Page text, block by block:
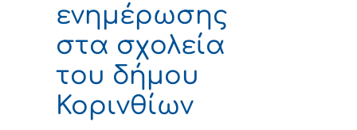
ενημέρωσης
στα σχολεία
του δήμου
Κορινθίων